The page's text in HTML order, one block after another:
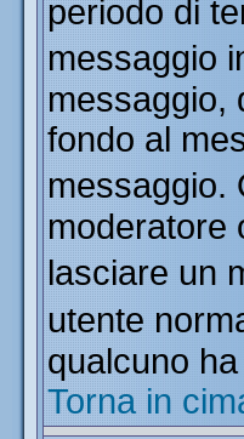
periodo di
messaggio
messaggio,
fondo al
messaggio.
moderatore
lasciare un
utente
qualcuno
Torna in